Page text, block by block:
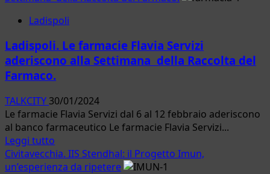
Civitavecchia
Hockey
in
line,
Libertas
Forlì
sconfigge
gli
Snipers
Ladispoli
Ladispoli. Le farmacie Flavia Servizi
aderiscono alla Settimana della Raccolta del
Farmaco.
TALKCITY 30/01/2024
Le farmacie Flavia Servizi dal 6 al 12 febbraio aderiscono
al banco farmaceutico Le farmacie Flavia Servizi...
Leggi tutto
di
più
Civitavecchia. IIS Stendhal: il Progetto Imun,
un’esperienza da ripetere